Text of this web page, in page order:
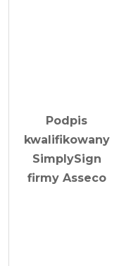
Podpis
kwalifikowany
SimplySign
firmy Asseco